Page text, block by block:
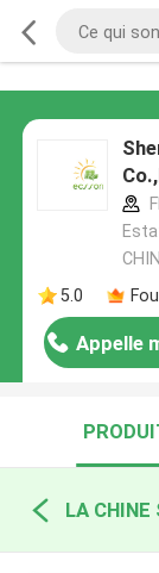
5.0
Appelle
LA